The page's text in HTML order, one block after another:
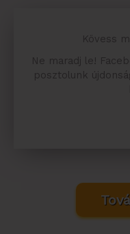
l
e
Kövess
Ne maradj le!
posztolunk